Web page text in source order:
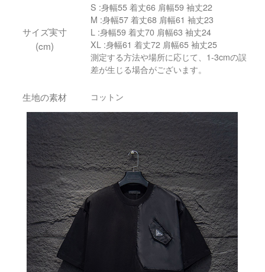
サイズ実寸
(cm)
S :身幅55 着丈66 肩幅59 袖丈22
M :身幅57 着丈68 肩幅61 袖丈23
L :身幅59 着丈70 肩幅63 袖丈24
XL :身幅61 着丈72 肩幅65 袖丈25
測定する方法や場所に応じて、1-3cmの誤
差が生じる場合がございます。
生地の素材 コットン